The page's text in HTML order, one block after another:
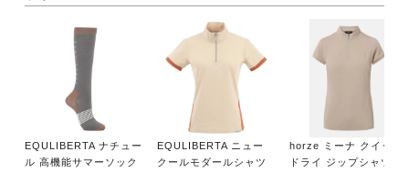
EQULIBERTA ナチュー
ル 高機能サマーソック
EQULIBERTA ニュー
クールモダールシャツ
horze ミーナ クイック
ドライ ジップシャツ 半